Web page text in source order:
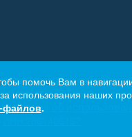
информационный
ст. 437 ГК РФ.
об
помочь Вам в
использования наших
файлов.